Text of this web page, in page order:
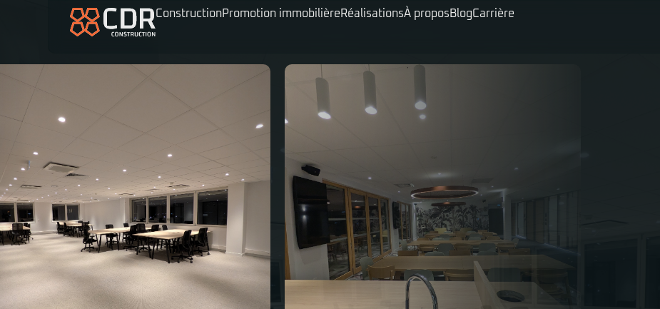
ConstructionPromotion immobilièreRéalisationsÀ proposBlogCarrière